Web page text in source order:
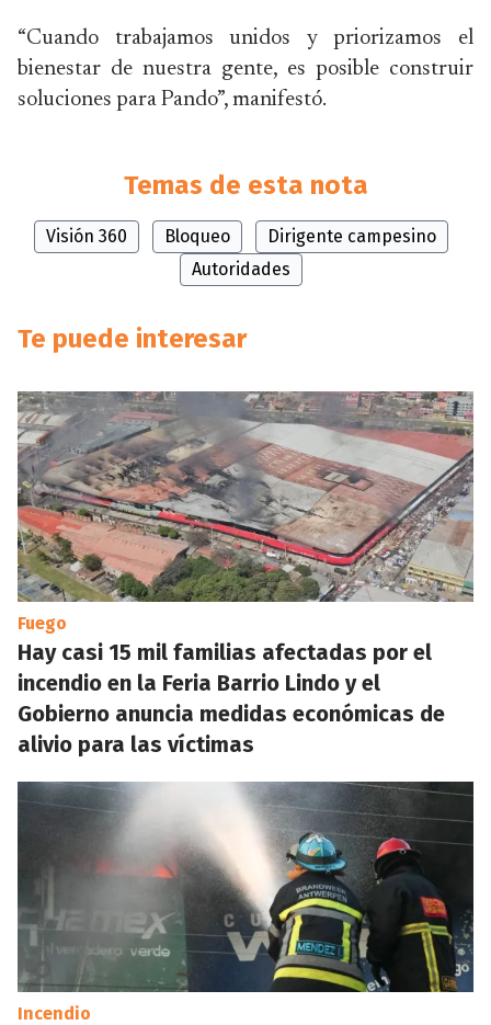
“Cuando trabajamos unidos y priorizamos el
bienestar de nuestra gente, es posible construir
soluciones para Pando”, manifestó.
Temas de esta nota
Visión 360 Bloqueo
Dirigente campesino
Autoridades
Te puede interesar
Fuego
Hay casi 15 mil familias afectadas por el
incendio en la Feria Barrio Lindo y el
Gobierno anuncia medidas económicas de
alivio para las víctimas
Incendio